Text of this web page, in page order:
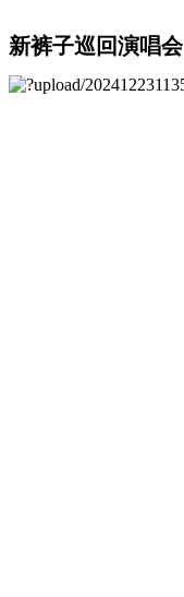
新裤子巡回演唱会